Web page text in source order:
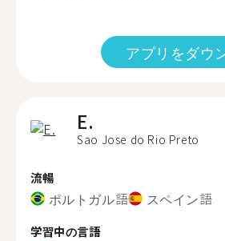
アプリをダウ
E.
Sao Jose do Rio Preto
流暢
ポルトガル語 スペイン語
学習中の言語